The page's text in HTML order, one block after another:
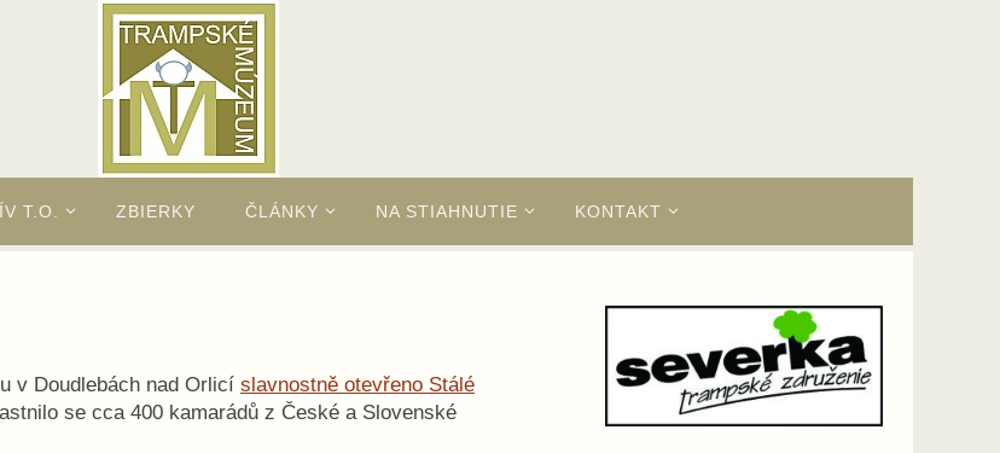
T.O. ZBIERKY ČLÁNKY NA STIAHNUTIE KONTAKT
v Doudlebách nad Orlicí slavnostně otevřeno Stálé
se cca 400 kamarádů z České a Slovenské